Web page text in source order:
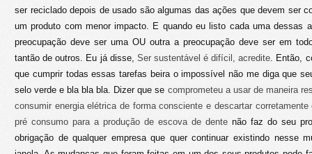
ser reciclado depois de usado são algumas das ações que devem ser
um produto com menor impacto. E quando eu listo cada uma dessas
preocupação deve ser uma OU outra a preocupação deve ser em
tantão de outros. Eu já disse, Ser sustentável é difícil, acredite . Então,
que cumprir todas essas tarefas beira o impossível não me diga que
selo verde e bla bla bla. Dizer que se comprometeu a usar de maneira
consumir energia elétrica de forma consciente e descartar corretamente
pré consumo para a produção de escova de dente não faz do seu
obrigação de qualquer empresa que quer continuar existindo nesse